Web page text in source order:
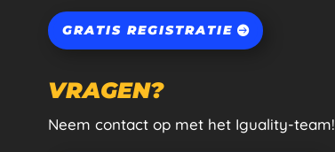
GRATIS REGISTRATIE
VRAGEN?
Neem contact op met het Iguality-team!